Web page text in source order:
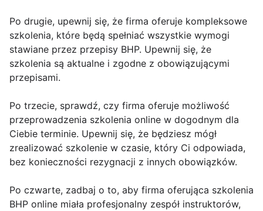
Po drugie, upewnij się, że firma oferuje kompleksowe
szkolenia, które będą spełniać wszystkie wymogi
stawiane przez przepisy BHP. Upewnij się, że
szkolenia są aktualne i zgodne z obowiązującymi
przepisami.
Po trzecie, sprawdź, czy firma oferuje możliwość
przeprowadzenia szkolenia online w dogodnym dla
Ciebie terminie. Upewnij się, że będziesz mógł
zrealizować szkolenie w czasie, który Ci odpowiada,
bez konieczności rezygnacji z innych obowiązków.
Po czwarte, zadbaj o to, aby firma oferująca szkolenia
BHP online miała profesjonalny zespół instruktorów,